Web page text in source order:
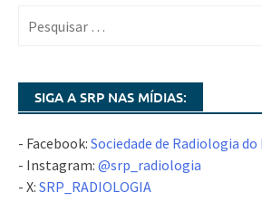
SIGA A SRP NAS MÍDIAS:
- Facebook: Sociedade de Radiologia do
- Instagram: @srp_radiologia
- X: SRP_RADIOLOGIA